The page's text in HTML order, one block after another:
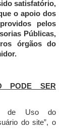
satisfatório,
o apoio dos
pelos
Públicas,
órgãos do
PODE SER
de Uso do
do site”, o